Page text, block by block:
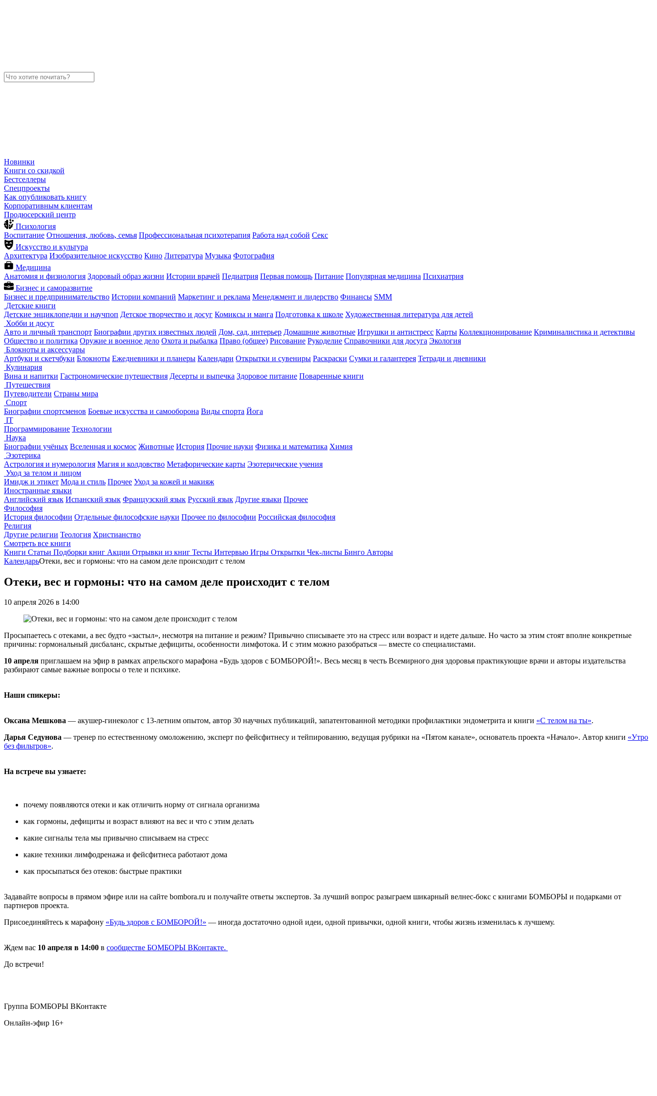
Новинки
Книги со скидкой
Бестселлеры
Спецпроекты
Как опубликовать книгу
Корпоративным клиентам
Продюсерский центр
Психология
Воспитание Отношения, любовь, семья Профессиональная психотерапия Работа над собой Секс
Искусство и культура
Архитектура Изобразительное искусство Кино Литература Музыка Фотография
Медицина
Анатомия и физиология Здоровый образ жизни Истории врачей Педиатрия Первая помощь Питание Популярная медицина Психиатрия
Бизнес и саморазвитие
Бизнес и предпринимательство Истории компаний Маркетинг и реклама Менеджмент и лидерство Финансы SMM
Детские книги
Детские энциклопедии и научпоп Детское творчество и досуг Комиксы и манга Подготовка к школе Художественная литература для детей
Хобби и досуг
Авто и личный транспорт Биографии других известных людей Дом, сад, интерьер Домашние животные Игрушки и антистресс Карты Коллекционирование Криминалистика и детективы
Общество и политика Оружие и военное дело Охота и рыбалка Право (общее) Рисование Рукоделие Справочники для досуга Экология
Блокноты и аксессуары
Артбуки и скетчбуки Блокноты Ежедневники и планеры Календари Открытки и сувениры Раскраски Сумки и галантерея Тетради и дневники
Кулинария
Вина и напитки Гастрономические путешествия Десерты и выпечка Здоровое питание Поваренные книги
Путешествия
Путеводители Страны мира
Спорт
Биографии спортсменов Боевые искусства и самооборона Виды спорта Йога
IT
Программирование Технологии
Наука
Биографии учёных Вселенная и космос Животные История Прочие науки Физика и математика Химия
Эзотерика
Астрология и нумерология Магия и колдовство Метафорические карты Эзотерические учения
Уход за телом и лицом
Имидж и этикет Мода и стиль Прочее Уход за кожей и макияж
Иностранные языки
Английский язык Испанский язык Французский язык Русский язык Другие языки Прочее
Философия
История философии Отдельные философские науки Прочее по философии Российская философия
Религия
Другие религии Теология Христианство
Смотреть все книги
Книги Статьи Подборки книг Акции Отрывки из книг Тесты Интервью Игры Открытки Чек-листы Бинго Авторы
КалендарьОтеки, вес и гормоны: что на самом деле происходит с телом
Отеки, вес и гормоны: что на самом деле происходит с телом
10 апреля 2026 в 14:00
Просыпаетесь с отеками, а вес будто «застыл», несмотря на питание и режим? Привычно списываете это на стресс или возраст и идете дальше. Но часто за этим стоят вполне конкретные
причины: гормональный дисбаланс, скрытые дефициты, особенности лимфотока. И с этим можно разобраться — вместе со специалистами.
10 апреля приглашаем на эфир в рамках апрельского марафона «Будь здоров с БОМБОРОЙ!». Весь месяц в честь Всемирного дня здоровья практикующие врачи и авторы издательства
разбирают самые важные вопросы о теле и психике.
Наши спикеры:
Оксана Мешкова — акушер-гинеколог с 13-летним опытом, автор 30 научных публикаций, запатентованной методики профилактики эндометрита и книги «С телом на ты».
Дарья Седунова — тренер по естественному омоложению, эксперт по фейсфитнесу и тейпированию, ведущая рубрики на «Пятом канале», основатель проекта «Начало». Автор книги «Утро
без фильтров».
На встрече вы узнаете:
почему появляются отеки и как отличить норму от сигнала организма
как гормоны, дефициты и возраст влияют на вес и что с этим делать
какие сигналы тела мы привычно списываем на стресс
какие техники лимфодренажа и фейсфитнеса работают дома
как просыпаться без отеков: быстрые практики
Задавайте вопросы в прямом эфире или на сайте bombora.ru и получайте ответы экспертов. За лучший вопрос разыграем шикарный велнес-бокс с книгами БОМБОРЫ и подарками от
партнеров проекта.
Присоединяйтесь к марафону «Будь здоров с БОМБОРОЙ!» — иногда достаточно одной идеи, одной привычки, одной книги, чтобы жизнь изменилась к лучшему.
Ждем вас 10 апреля в 14:00 в сообществе БОМБОРЫ ВКонтакте.
До встречи!
Группа БОМБОРЫ ВКонтакте
Онлайн-эфир 16+